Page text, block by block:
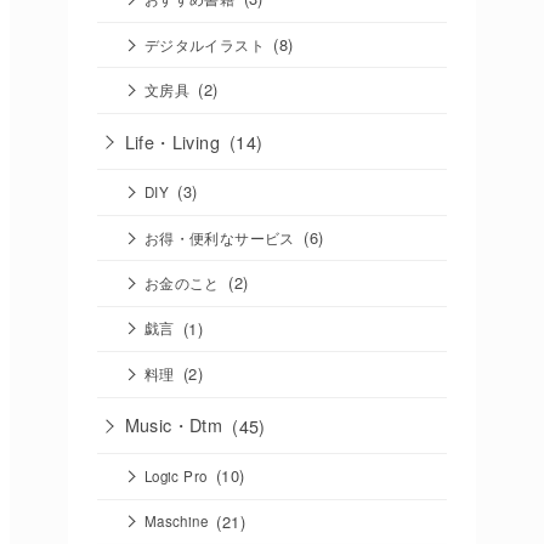
デジタルイラスト (8)
文房具 (2)
Life・Living (14)
DIY (3)
お得・便利なサービス (6)
お金のこと (2)
戯言 (1)
料理 (2)
Music・Dtm (45)
Logic Pro (10)
Maschine (21)